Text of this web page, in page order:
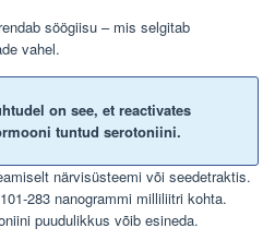
söögiisu – mis selgitab
vahel.
on see, et reactivates
tuntud serotoniini.
närvisüsteemi või seedetraktis.
283 nanogrammi milliliitri kohta.
puudulikkus võib esineda.